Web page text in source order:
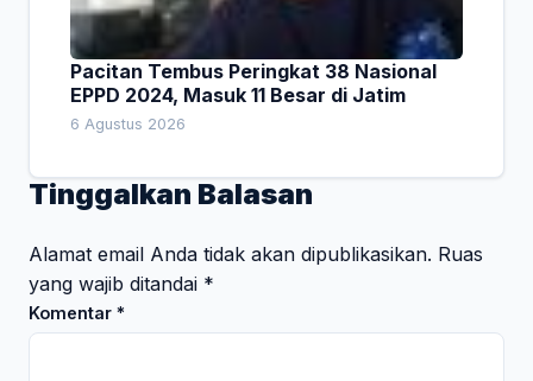
Pacitan Tembus Peringkat 38 Nasional
EPPD 2024, Masuk 11 Besar di Jatim
6 Agustus 2026
Tinggalkan Balasan
Alamat email Anda tidak akan dipublikasikan. Ruas
yang wajib ditandai *
Komentar *